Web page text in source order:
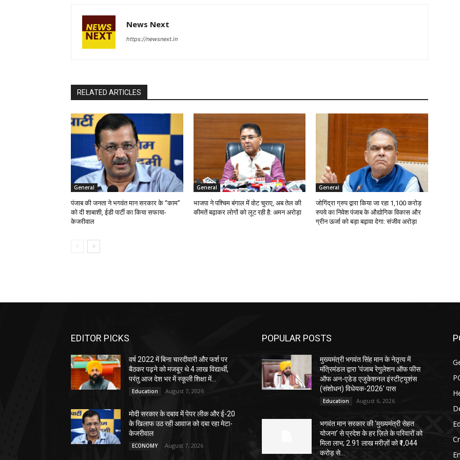
News Next
https://newsnext.in
RELATED ARTICLES
General
पंजाब की जनता ने भगवंत मान सरकार के ‘‘काम’’
को दी शाबाशी, ईडी पार्टी का किया सफाया-
केजरीवाल
General
भाजपा ने पश्चिम बंगाल में वोट चुराए, अब तेल की
कीमतें बढ़ाकर लोगों को लूट रही है: अमन अरोड़ा
General
जोगिंद्रा ग्रुप द्वारा किया जा रहा 1,100 करोड़
रुपये का निवेश पंजाब के औद्योगिक विकास और
ग्रीन ऊर्जा को बड़ा बढ़ावा देगा: संजीव अरोड़ा
EDITOR PICKS
वर्ष 2022 में बिना चारदीवारी और फर्श पर
बैठकर पढ़ने को मजबूर थे 4 लाख विद्यार्थी,
परंतु आज देश भर में स्कूली शिक्षा में...
Education August 7, 2026
मोदी सरकार के दबाव में पेपर लीक और ई-20
के खिलाफ उठ रही आवाज को दबा रहा मेटा-
केजरीवाल
ECONOMY August 7, 2026
POPULAR POSTS
मुख्यमंत्री भगवंत सिंह मान के नेतृत्व में
मंत्रिमंडल द्वारा ‘पंजाब रेगुलेशन ऑफ फीस
ऑफ अन-एडेड एजुकेशनल इंस्टीट्यूशंस
(संशोधन) विधेयक-2026’ पास
Education August 6, 2026
भगवंत मान सरकार की ‘मुख्यमंत्री सेहत
योजना’ से प्रदेश के हर ज़िले के परिवारों को
मिला लाभ; 2.91 लाख मरीज़ों को ₹1,044
करोड़ से...